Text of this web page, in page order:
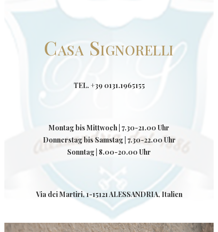
Casa Signorelli
TEL. +39 0131.1965155
Montag bis Mittwoch | 7.30-21.00 Uhr
Donnerstag bis Samstag | 7.30-22.00 Uhr
Sonntag | 8.00-20.00 Uhr
Via dei Martiri, 1-15121 ALESSANDRIA, Italien